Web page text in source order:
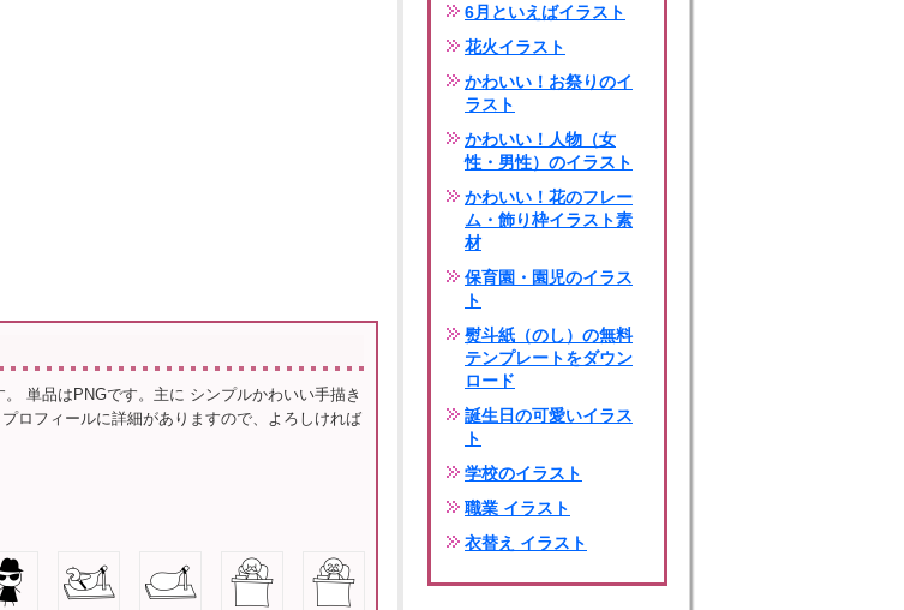
単品はPNGです。主に シンプルかわいい手描き
ロフィールに詳細がありますので、よろしければ
6月といえばイラスト
花火イラスト
かわいい！お祭りのイ
ラスト
かわいい！人物（女
性・男性）のイラスト
かわいい！花のフレー
ム・飾り枠イラスト素
材
保育園・園児のイラス
ト
熨斗紙（のし）の無料
テンプレートをダウン
ロード
誕生日の可愛いイラス
ト
学校のイラスト
職業 イラスト
衣替え イラスト